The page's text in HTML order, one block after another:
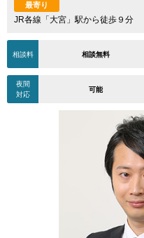
最寄り
JR各線「大宮」駅から徒歩９分
相談料 相談無料
夜間
対応
可能